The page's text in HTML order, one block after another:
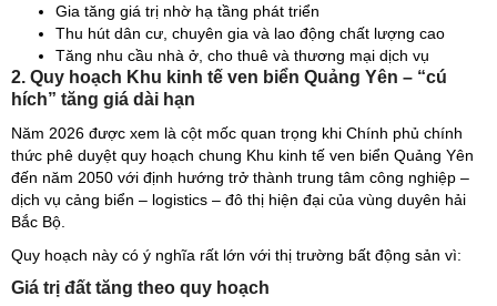
Gia tăng giá trị nhờ hạ tầng phát triển
Thu hút dân cư, chuyên gia và lao động chất lượng cao
Tăng nhu cầu nhà ở, cho thuê và thương mại dịch vụ
2. Quy hoạch Khu kinh tế ven biển Quảng Yên – “cú
hích” tăng giá dài hạn
Năm 2026 được xem là cột mốc quan trọng khi Chính phủ chính
thức phê duyệt quy hoạch chung Khu kinh tế ven biển Quảng Yên
đến năm 2050 với định hướng trở thành trung tâm công nghiệp –
dịch vụ cảng biển – logistics – đô thị hiện đại của vùng duyên hải
Bắc Bộ.
Quy hoạch này có ý nghĩa rất lớn với thị trường bất động sản vì:
Giá trị đất tăng theo quy hoạch